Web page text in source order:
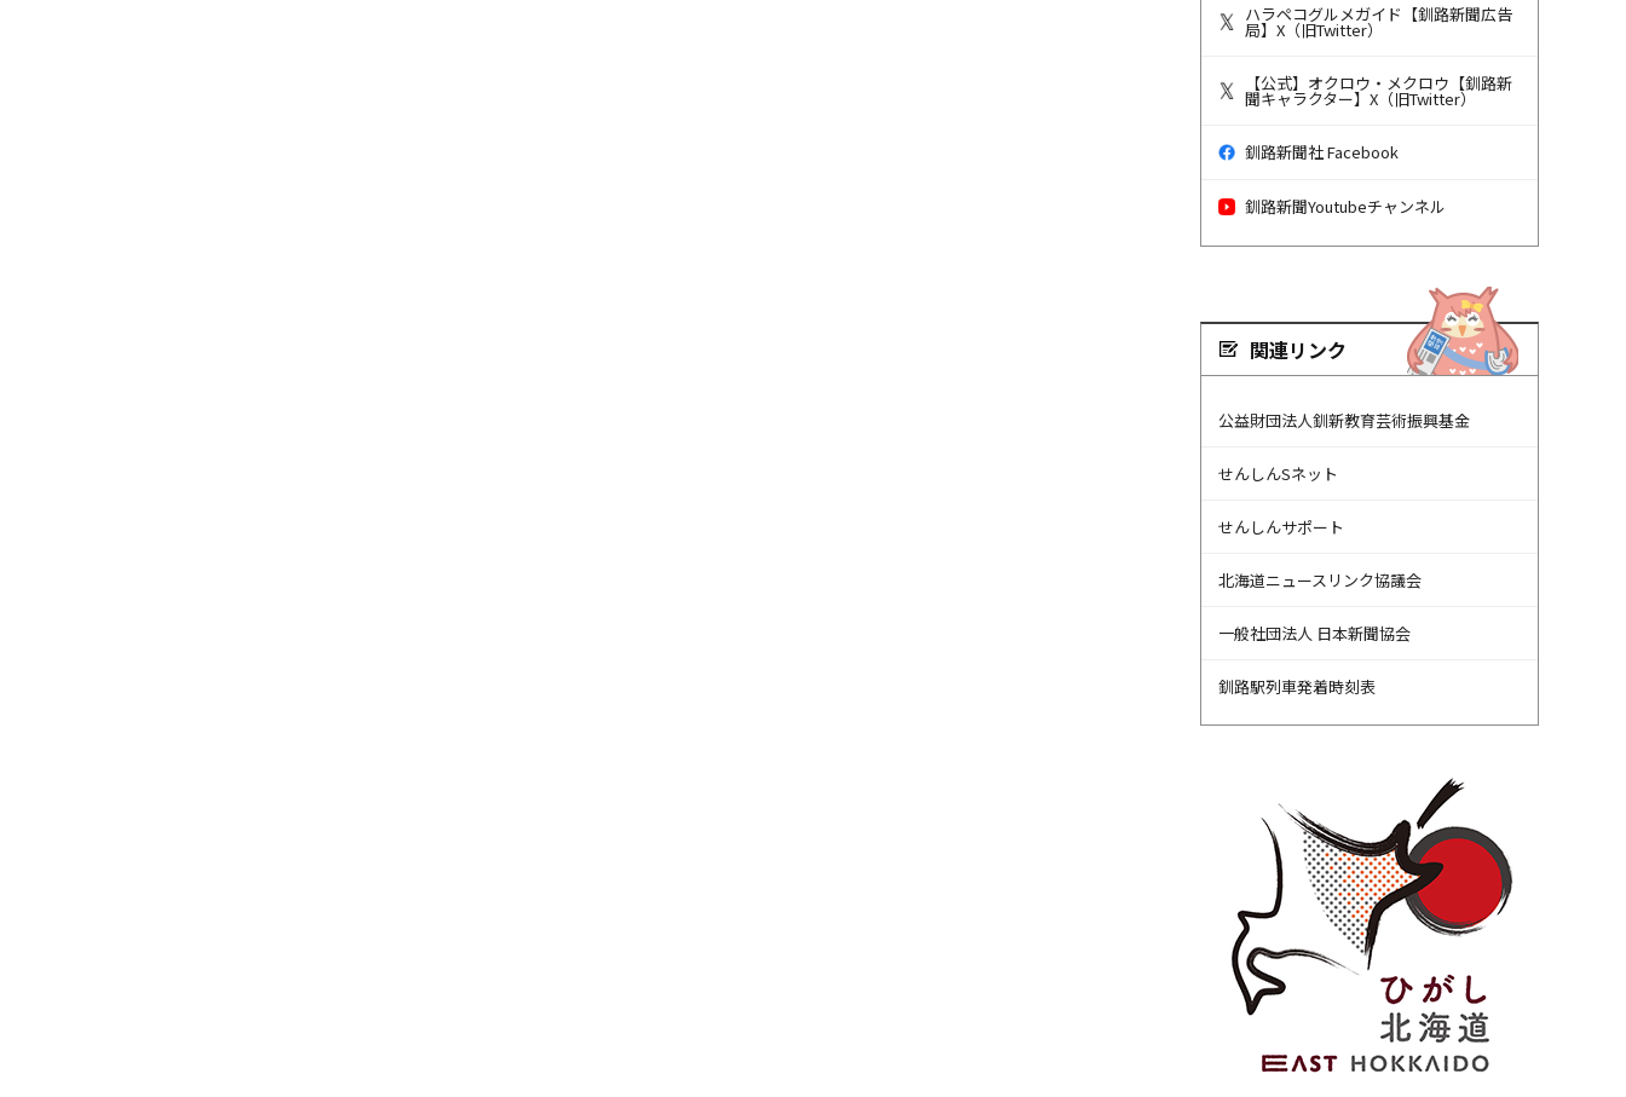
ハラペコグルメガイド【釧路新聞広告
局】X（旧Twitter）
【公式】オクロウ・メクロウ【釧路新
聞キャラクター】X（旧Twitter）
釧路新聞社 Facebook
釧路新聞Youtubeチャンネル
関連リンク
公益財団法人釧新教育芸術振興基金
せんしんSネット
せんしんサポート
北海道ニュースリンク協議会
一般社団法人 日本新聞協会
釧路駅列車発着時刻表